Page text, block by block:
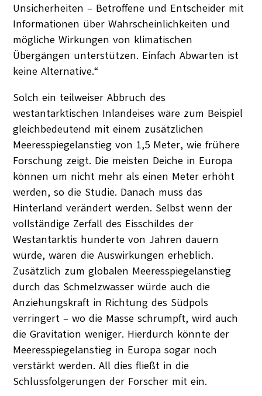
Unsicherheiten – Betroffene und Entscheider mit
Informationen über Wahrscheinlichkeiten und
mögliche Wirkungen von klimatischen
Übergängen unterstützen. Einfach Abwarten ist
keine Alternative.“
Solch ein teilweiser Abbruch des
westantarktischen Inlandeises wäre zum Beispiel
gleichbedeutend mit einem zusätzlichen
Meeresspiegelanstieg von 1,5 Meter, wie frühere
Forschung zeigt. Die meisten Deiche in Europa
können um nicht mehr als einen Meter erhöht
werden, so die Studie. Danach muss das
Hinterland verändert werden. Selbst wenn der
vollständige Zerfall des Eisschildes der
Westantarktis hunderte von Jahren dauern
würde, wären die Auswirkungen erheblich.
Zusätzlich zum globalen Meeresspiegelanstieg
durch das Schmelzwasser würde auch die
Anziehungskraft in Richtung des Südpols
verringert – wo die Masse schrumpft, wird auch
die Gravitation weniger. Hierdurch könnte der
Meeresspiegelanstieg in Europa sogar noch
verstärkt werden. All dies fließt in die
Schlussfolgerungen der Forscher mit ein.